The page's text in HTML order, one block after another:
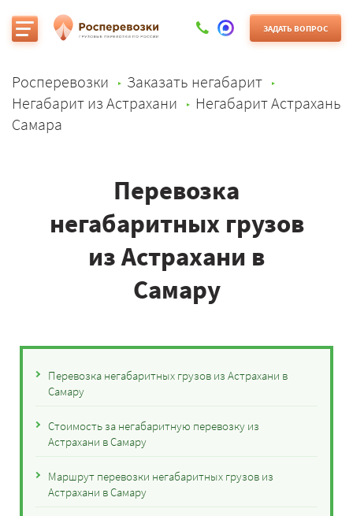
ЗАДАТЬ ВОПРОС
Росперевозки
Заказать негабарит
Негабарит из Астрахани
Негабарит Астрахань
Самара
Перевозка
негабаритных грузов
из Астрахани в
Самару
Перевозка негабаритных грузов из Астрахани в
Самару
Стоимость за негабаритную перевозку из
Астрахани в Самару
Маршрут перевозки негабаритных грузов из
Астрахани в Самару